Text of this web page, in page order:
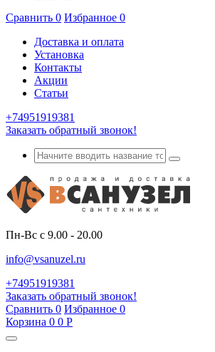
Сравнить 0 Избранное 0
Доставка и оплата
Установка
Контакты
Акции
Статьи
+74951919381
Заказать обратный звонок!
Пн-Вс с 9.00 - 20.00
info@vsanuzel.ru
+74951919381
Заказать обратный звонок!
Сравнить 0 Избранное 0
Корзина 0 0 Р